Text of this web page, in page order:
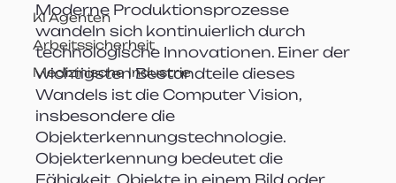
KI Agenten
Arbeitssicherheit
Medizinische Industrie
Moderne Produktionsprozesse
wandeln sich kontinuierlich durch
technologische Innovationen. Einer der
wichtigsten Bestandteile dieses
Wandels ist die Computer Vision,
insbesondere die
Objekterkennungstechnologie.
Objekterkennung bedeutet die
Fähigkeit, Objekte in einem Bild oder